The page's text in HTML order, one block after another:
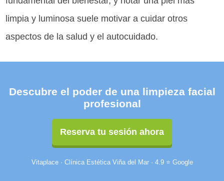
limpia y luminosa suele motivar a cuidar otros
aspectos de la salud y el autocuidado.
Descubre el poder de una limpieza facial
profesional
Reserva tu sesión ahora
Vitaplace · Clínica Estética Viña del Mar · 4.9 ⭐ Google